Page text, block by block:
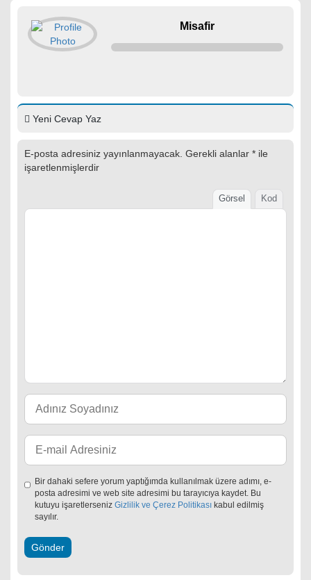
Misafir
Yeni Cevap Yaz
E-posta adresiniz yayınlanmayacak. Gerekli alanlar * ile
işaretlenmişlerdir
Görsel Kod
Bir dahaki sefere yorum yaptığımda kullanılmak üzere adımı, e-
posta adresimi ve web site adresimi bu tarayıcıya kaydet. Bu
kutuyu işaretlersenizGizlilik ve Çerez Politikası kabul edilmiş
sayılır.